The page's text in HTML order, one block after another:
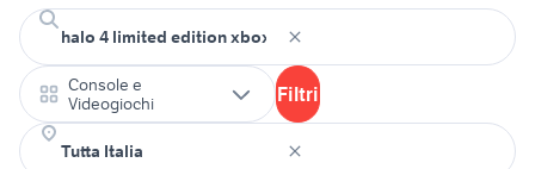
Console e
Videogiochi
Filtri